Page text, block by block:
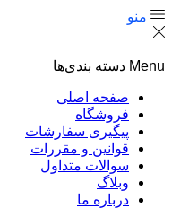
منو
Menu دسته بندی‌ها
صفحه اصلی
فروشگاه
پیگیری سفارشات
قوانین و مقررات
سوالات متداول
وبلاگ
درباره ما